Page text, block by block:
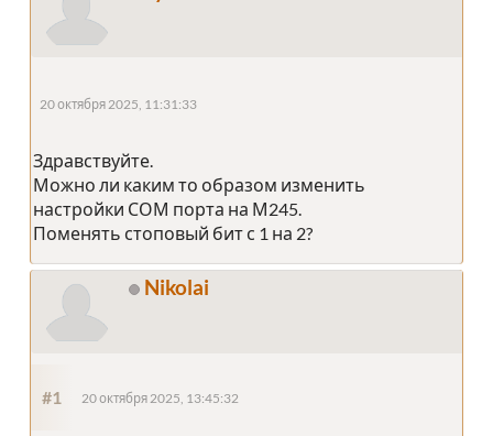
20 октября 2025, 11:31:33
Здравствуйте.
Можно ли каким то образом изменить
настройки СОМ порта на М245.
Поменять стоповый бит с 1 на 2?
Nikolai
#1 20 октября 2025, 13:45:32